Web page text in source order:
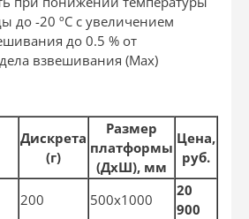
до -20 ºС с увеличением
до 0.5 % от
взвешивания (Max)
Дискрета
(г)
Размер
платформы
(ДхШ), мм
Цена,
руб.
200 500х1000
20
900